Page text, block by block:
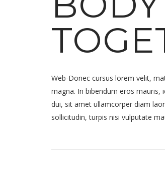
Web-Donec cursus lorem velit,
magna. In bibendum eros mauris,
dui, sit amet ullamcorper diam
sollicitudin, turpis nisi vulputate